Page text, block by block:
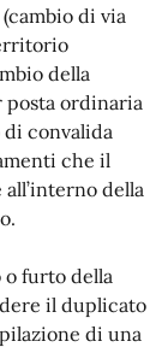
di via
della
posta ordinaria
convalida
che il
della
o furto della
il duplicato
di una